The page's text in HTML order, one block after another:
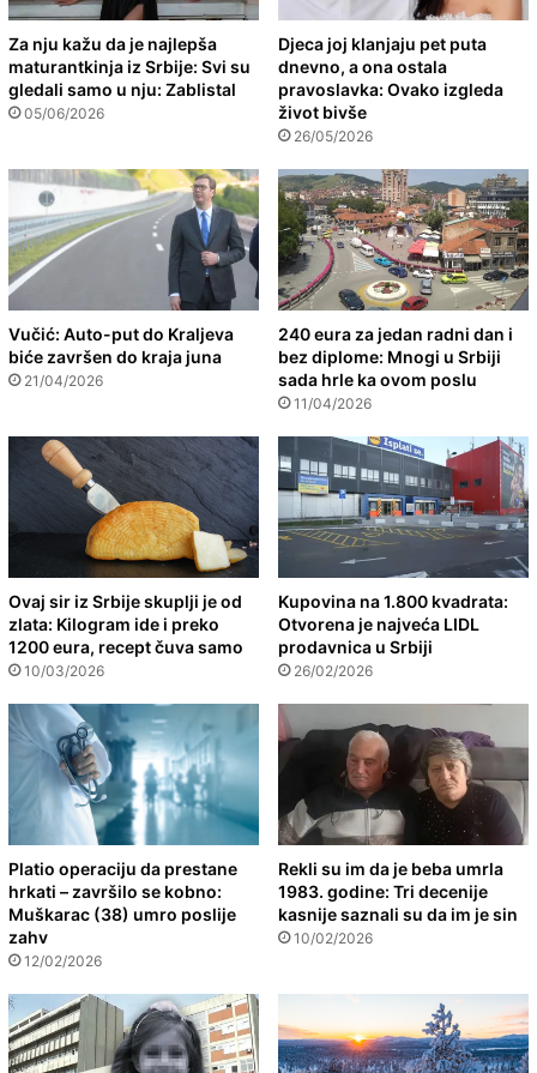
Za nju kažu da je najlepša
maturantkinja iz Srbije: Svi su
gledali samo u nju: Zablistal
05/06/2026
Djeca joj klanjaju pet puta
dnevno, a ona ostala
pravoslavka: Ovako izgleda
život bivše
26/05/2026
Vučić: Auto-put do Kraljeva
biće završen do kraja juna
21/04/2026
240 eura za jedan radni dan i
bez diplome: Mnogi u Srbiji
sada hrle ka ovom poslu
11/04/2026
Ovaj sir iz Srbije skuplji je od
zlata: Kilogram ide i preko
1200 eura, recept čuva samo
10/03/2026
Kupovina na 1.800 kvadrata:
Otvorena je najveća LIDL
prodavnica u Srbiji
26/02/2026
Platio operaciju da prestane
hrkati – završilo se kobno:
Muškarac (38) umro poslije
zahv
12/02/2026
Rekli su im da je beba umrla
1983. godine: Tri decenije
kasnije saznali su da im je sin
10/02/2026